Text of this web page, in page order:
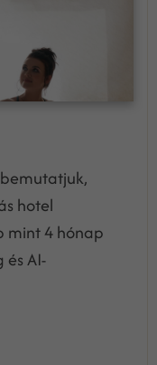
hotel
mint 4 hónap
AI-